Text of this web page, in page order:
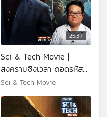
25:37
Sci & Tech Movie |
สงครามชิงเวลา ถอดรหัส
ความซับซ้อนใน TENET
Sci & Tech Movie